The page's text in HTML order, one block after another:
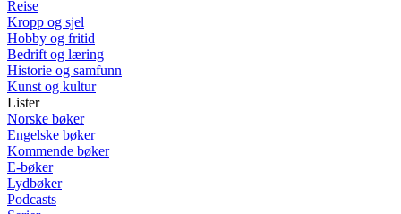
Reise
Kropp og sjel
Hobby og fritid
Bedrift og læring
Historie og samfunn
Kunst og kultur
Lister
Norske bøker
Engelske bøker
Kommende bøker
E-bøker
Lydbøker
Podcasts